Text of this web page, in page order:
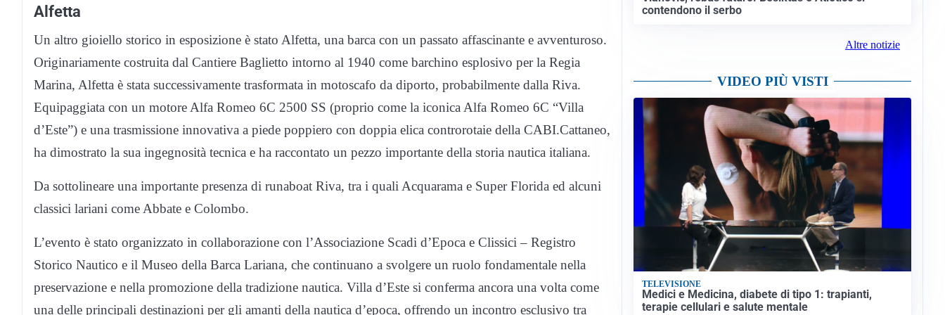
Alfetta
Un altro gioiello storico in esposizione è stato Alfetta, una barca con un passato affascinante e avventuroso.
Originariamente costruita dal Cantiere Baglietto intorno al 1940 come barchino esplosivo per la Regia
Marina, Alfetta è stata successivamente trasformata in motoscafo da diporto, probabilmente dalla Riva.
Equipaggiata con un motore Alfa Romeo 6C 2500 SS (proprio come la iconica Alfa Romeo 6C “Villa
d’Este”) e una trasmissione innovativa a piede poppiero con doppia elica controrotaie della CABI.Cattaneo,
ha dimostrato la sua ingegnosità tecnica e ha raccontato un pezzo importante della storia nautica italiana.
Da sottolineare una importante presenza di runaboat Riva, tra i quali Acquarama e Super Florida ed alcuni
classici lariani come Abbate e Colombo.
L’evento è stato organizzato in collaborazione con l’Associazione Scadi d’Epoca e Clissici – Registro
Storico Nautico e il Museo della Barca Lariana, che continuano a svolgere un ruolo fondamentale nella
preservazione e nella promozione della tradizione nautica. Villa d’Este si conferma ancora una volta come
una delle principali destinazioni per gli amanti della nautica d’epoca, offrendo un incontro esclusivo tra
contendono il serbo
Altre notizie
VIDEO PIÙ VISTI
TELEVISIONE
Medici e Medicina, diabete di tipo 1: trapianti,
terapie cellulari e salute mentale